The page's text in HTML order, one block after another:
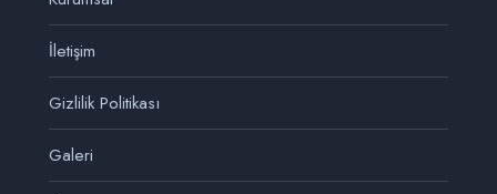
İletişim
Gizlilik Politikası
Galeri